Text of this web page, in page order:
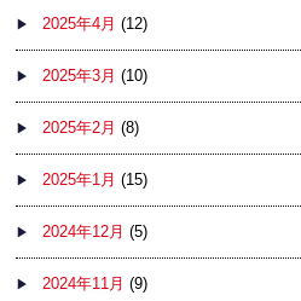
2025年4月 (12)
2025年3月 (10)
2025年2月 (8)
2025年1月 (15)
2024年12月 (5)
2024年11月 (9)